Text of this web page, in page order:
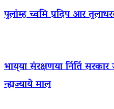
पुलांम्ह च्वमि प्रदिप आर
भाय्‌या संरक्षणया निंतिं
न्ह्यज्याये माल